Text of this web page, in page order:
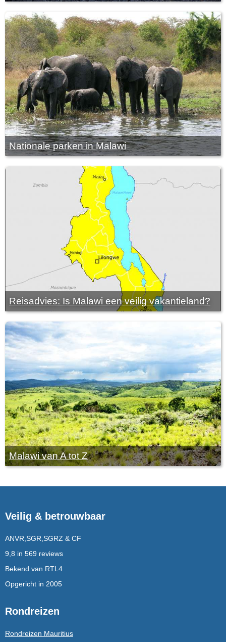
Nationale parken in Malawi
Reisadvies: Is Malawi een veilig vakantieland?
Malawi van A tot Z
Veilig & betrouwbaar
ANVR,SGR,SGRZ & CF
9,8 in 569 reviews
Bekend van RTL4
Opgericht in 2005
Rondreizen
Rondreizen Mauritius